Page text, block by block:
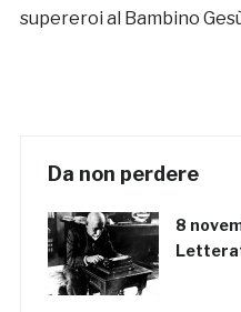
supereroi al Bambino
Da non perdere
8